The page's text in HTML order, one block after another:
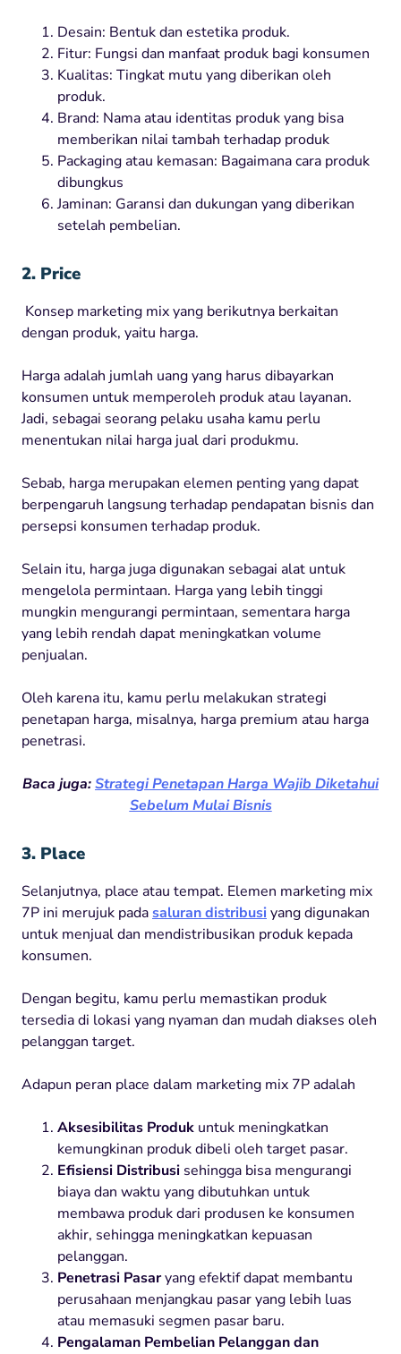
Desain: Bentuk dan estetika produk.
Fitur: Fungsi dan manfaat produk bagi konsumen
Kualitas: Tingkat mutu yang diberikan oleh
produk.
Brand: Nama atau identitas produk yang bisa
memberikan nilai tambah terhadap produk
Packaging atau kemasan: Bagaimana cara produk
dibungkus
Jaminan: Garansi dan dukungan yang diberikan
setelah pembelian.
2. Price
Konsep marketing mix yang berikutnya berkaitan
dengan produk, yaitu harga.
Harga adalah jumlah uang yang harus dibayarkan
konsumen untuk memperoleh produk atau layanan.
Jadi, sebagai seorang pelaku usaha kamu perlu
menentukan nilai harga jual dari produkmu.
Sebab, harga merupakan elemen penting yang dapat
berpengaruh langsung terhadap pendapatan bisnis dan
persepsi konsumen terhadap produk.
Selain itu, harga juga digunakan sebagai alat untuk
mengelola permintaan. Harga yang lebih tinggi
mungkin mengurangi permintaan, sementara harga
yang lebih rendah dapat meningkatkan volume
penjualan.
Oleh karena itu, kamu perlu melakukan strategi
penetapan harga, misalnya, harga premium atau harga
penetrasi.
Baca juga:Strategi Penetapan Harga Wajib Diketahui
Sebelum Mulai Bisnis
3. Place
Selanjutnya, place atau tempat. Elemen marketing mix
7P ini merujuk padasaluran distribusiyang digunakan
untuk menjual dan mendistribusikan produk kepada
konsumen.
Dengan begitu, kamu perlu memastikan produk
tersedia di lokasi yang nyaman dan mudah diakses oleh
pelanggan target.
Adapun peran place dalam marketing mix 7P adalah
Aksesibilitas Produk untuk meningkatkan
kemungkinan produk dibeli oleh target pasar.
Efisiensi Distribusi sehingga bisa mengurangi
biaya dan waktu yang dibutuhkan untuk
membawa produk dari produsen ke konsumen
akhir, sehingga meningkatkan kepuasan
pelanggan.
Penetrasi Pasaryang efektif dapat membantu
perusahaan menjangkau pasar yang lebih luas
atau memasuki segmen pasar baru.
Pengalaman Pembelian Pelanggan dan